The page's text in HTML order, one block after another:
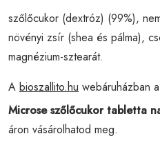
szőlőcukor (dextróz) (99%),
növényi zsír (shea és pálma),
magnézium-sztearát.
A bioszallito.hu webáruházban a
Microse szőlőcukor tabletta
áron vásárolhatod meg.